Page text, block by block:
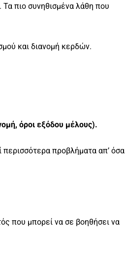
Τα πιο συνηθισμένα λάθη που
και διανομή κερδών.
όροι εξόδου μέλους).
προβλήματα απ’ όσα
που μπορεί να σε βοηθήσει να